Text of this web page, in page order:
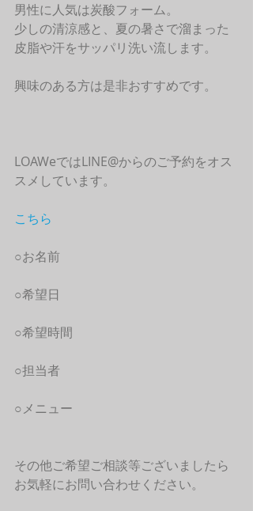
男性に人気は炭酸フォーム。
少しの清涼感と、夏の暑さで溜まった
皮脂や汗をサッパリ洗い流します。
興味のある方は是非おすすめです。
LOAWeではLINE@からのご予約をオス
スメしています。
こちら
○お名前
○希望日
○希望時間
○担当者
○メニュー
その他ご希望ご相談等ございましたら
お気軽にお問い合わせください。